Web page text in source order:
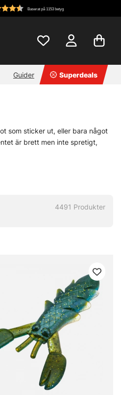
Baserat på 1153 betyg
Guider Superdeals
som sticker ut, eller bara något
är brett men inte spretigt,
4491 Produkter